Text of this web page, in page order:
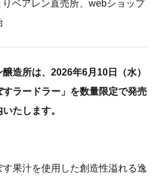
ベアレン直売所、webショップ
造所は、2026年6月10日（水）
ラードラー」を数量限定で発売
たします。
果汁を使用した創造性溢れる逸